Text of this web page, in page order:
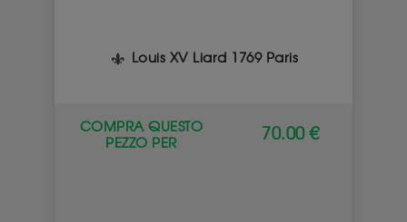
Louis XV Liard 1769 Paris
COMPRA QUESTO
PEZZO PER
70.00 €